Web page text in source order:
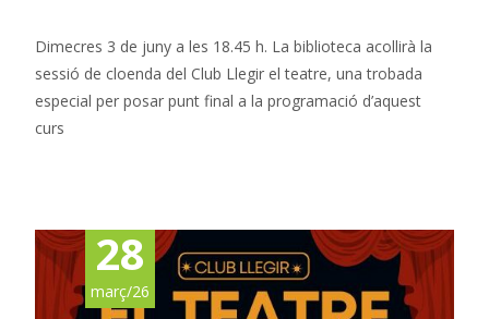
Dimecres 3 de juny a les 18.45 h. La biblioteca acollirà la
sessió de cloenda del Club Llegir el teatre, una trobada
especial per posar punt final a la programació d’aquest
curs
28
març/26